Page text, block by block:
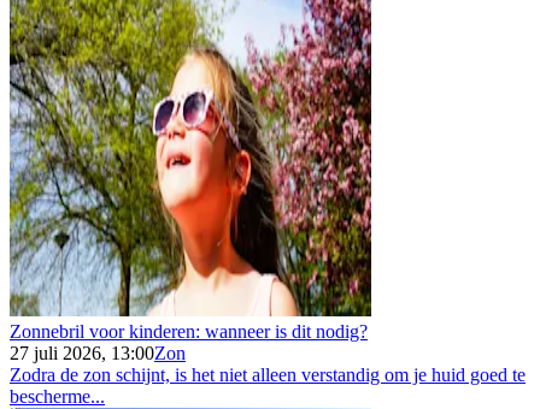
Zonnebril voor kinderen: wanneer is dit nodig?
27 juli 2026, 13:00Zon
Zodra de zon schijnt, is het niet alleen verstandig om je huid goed te
bescherme...